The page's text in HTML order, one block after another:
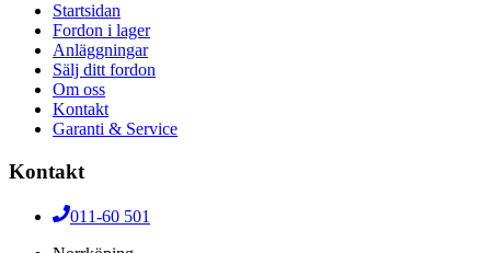
Startsidan
Fordon i lager
Anläggningar
Sälj ditt fordon
Om oss
Kontakt
Garanti & Service
Kontakt
011-60 501